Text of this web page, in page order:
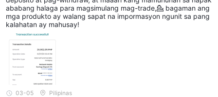
ababang halaga para magsimulang mag-trade,💁 bagaman ang
mga produkto ay walang sapat na impormasyon ngunit sa pang
kalahatan ay mahusay!
03-05 Pilipinas